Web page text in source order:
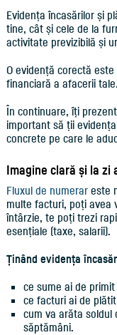
Evidența încasărilor și
tine, cât și cele de la
activitate previzibilă și
O evidență corectă
financiară a afacerii tale.
În continuare, îți
important să ții
concrete pe care le
Imagine clară și la
Fluxul de numerareste
multe facturi, poți avea
întârzie, te poți trezi
esențiale (taxe, salarii).
Ținând evidența
ce sume ai de
ce facturi ai de
cum va arăta soldul
săptămâni.